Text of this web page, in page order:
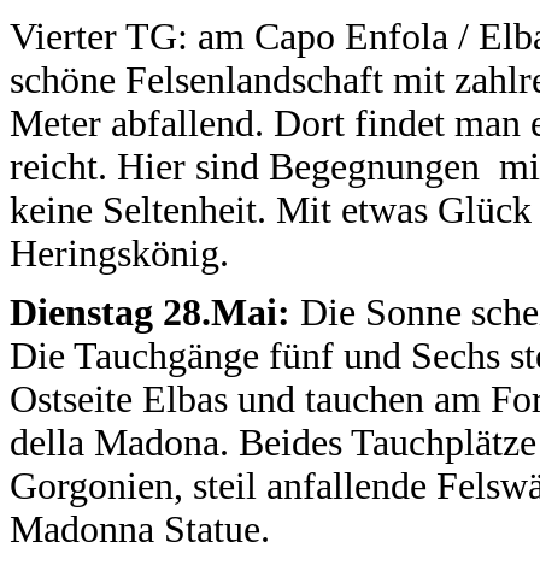
Vierter TG: am Capo Enfola /
schöne Felsenlandschaft mit
Meter abfallend. Dort findet man
reicht. Hier sind Begegnungen
keine Seltenheit. Mit etwas
Heringskönig.
Dienstag 28.Mai: Die Sonne
Die Tauchgänge fünf und Sechs
Ostseite Elbas und tauchen am
della Madona. Beides
Gorgonien, steil anfallende
Madonna Statue.